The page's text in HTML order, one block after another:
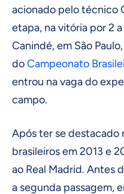
acionado pelo técnico
etapa, na vitória por 2
Canindé, em São
doCampeonato
entrou na vaga do
campo.
Após ter se destacado
brasileiros em 2013 e
ao Real Madrid. Antes
a segunda passagem,